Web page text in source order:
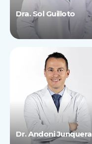
Dra. Sol Guilloto
Dr. Andoni Junquera